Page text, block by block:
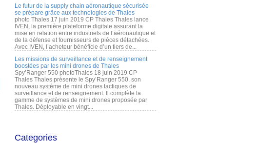
Le futur de la supply chain aéronautique sécurisée
se prépare grâce aux technologies de Thales
photo Thales 17 juin 2019 CP Thales Thales lance
IVEN, la première plateforme digitale assurant la
mise en relation entre industriels de l’aéronautique et
de la défense et fournisseurs de pièces détachées.
Avec IVEN, l’acheteur bénéficie d’un tiers de...
Les missions de surveillance et de renseignement
boostées par les mini drones de Thales
Spy’Ranger 550 photoThales 18 juin 2019 CP
Thales Thales présente le Spy’Ranger 550, son
nouveau système de mini drones tactiques de
surveillance et de renseignement. Il complète la
gamme de systèmes de mini drones proposée par
Thales. Déployable en vingt...
Categories